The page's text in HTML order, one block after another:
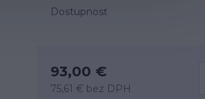
Dostupnosť
93,00 €
75,61 € bez DPH